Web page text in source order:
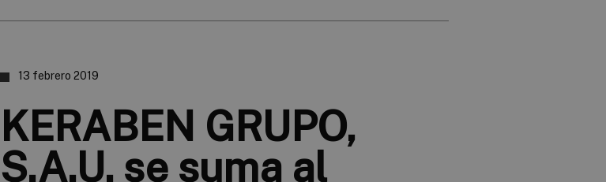
13 febrero 2019
KERABEN GRUPO,
S.A.U. se suma al